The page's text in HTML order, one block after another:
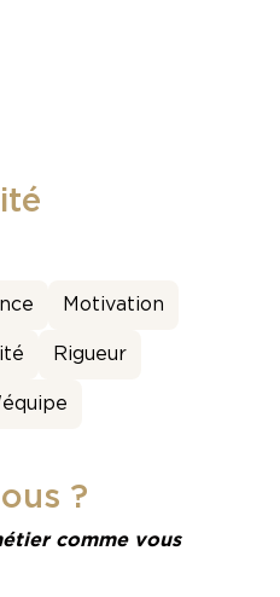
?
comme vous
Motivation
Rigueur